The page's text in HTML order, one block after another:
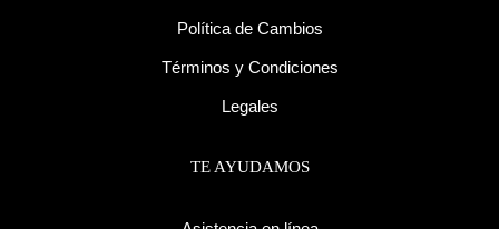
Política de Cambios
Términos y Condiciones
Legales
TE AYUDAMOS